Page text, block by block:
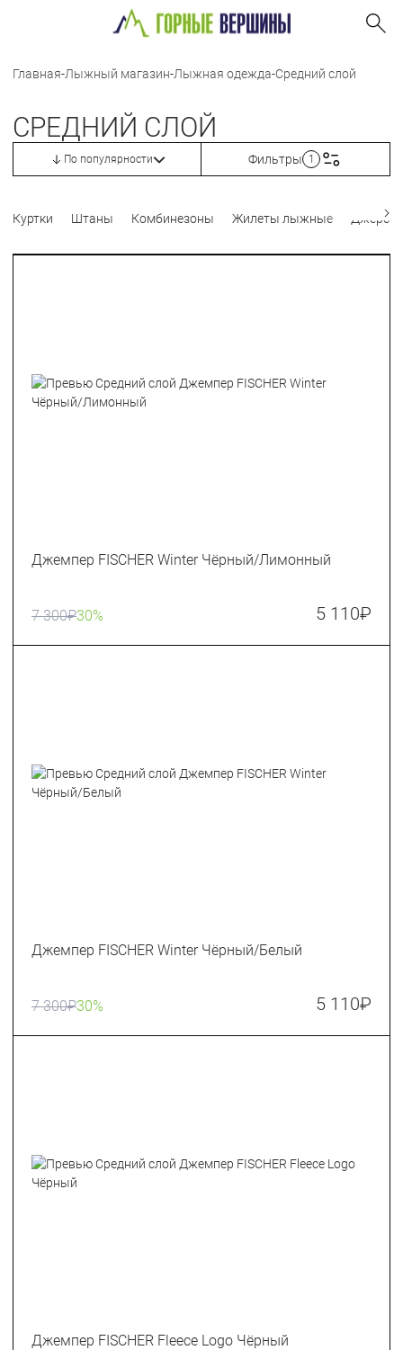
Главная-Лыжный магазин-Лыжная одежда-Средний слой
СРЕДНИЙ СЛОЙ
По популярности Фильтры 1
Куртки Штаны Комбинезоны Жилеты лыжные Джерси
Джемпер FISCHER Winter Чёрный/Лимонный
7 300₽30% 5 110₽
Джемпер FISCHER Winter Чёрный/Белый
7 300₽30% 5 110₽
Джемпер FISCHER Fleece Logo Чёрный